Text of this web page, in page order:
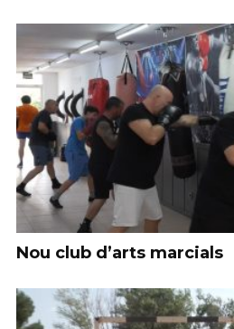
Nou club d’arts marcials